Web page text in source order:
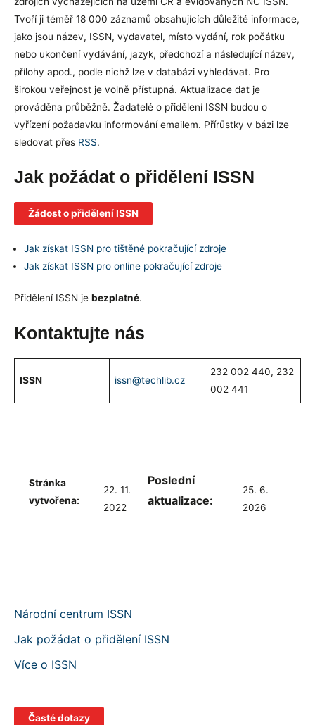
Tvoří ji téměř 18 000 záznamů obsahujících důležité informace,
jako jsou název, ISSN, vydavatel, místo vydání, rok počátku
nebo ukončení vydávání, jazyk, předchozí a následující název,
přílohy apod., podle nichž lze v databázi vyhledávat. Pro
širokou veřejnost je volně přístupná. Aktualizace dat je
prováděna průběžně. Žadatelé o přidělení ISSN budou o
vyřízení požadavku informování emailem. Přírůstky v bázi lze
sledovat přes RSS.
Jak požádat o přidělení ISSN
Žádost o přidělení ISSN
Jak získat ISSN pro tištěné pokračující zdroje
Jak získat ISSN pro online pokračující zdroje
Přidělení ISSN je bezplatné.
Kontaktujte nás
ISSN issn@techlib.cz
232 002 440, 232
002 441
Stránka
vytvořena:
22. 11.
2022
Poslední
aktualizace:
25. 6.
2026
Národní centrum ISSN
Jak požádat o přidělení ISSN
Více o ISSN
Časté dotazy